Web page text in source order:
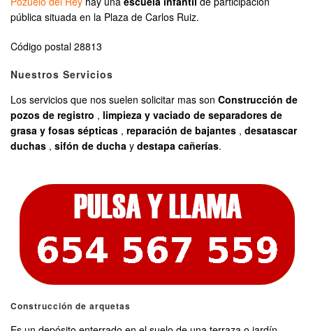
pública situada en la Plaza de Carlos Ruiz.
Código postal 28813
Nuestros Servicios
Los servicios que nos suelen solicitar mas son Construcción de
pozos de registro , limpieza y vaciado de separadores de
grasa y fosas sépticas , reparación de bajantes , desatascar
duchas , sifón de ducha y destapa cañerías.
Construcción de arquetas